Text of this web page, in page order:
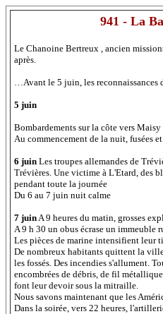
941 - La
Le Chanoine Bertreux , ancien
après.
…Avant le 5 juin, les reconnaissances
5 juin
Bombardements sur la côte vers
Au commencement de la nuit, fusées
6 juin Les troupes allemandes de
Trévières. Une victime à L'Etard, des
pendant toute la journée
Du 6 au 7 juin nuit calme
7 juin A 9 heures du matin, grosses
A 9 h 30 un obus écrase un immeuble
Les pièces de marine intensifient leur
De nombreux habitants quittent la
les fossés. Des incendies s'allument.
encombrées de débris, de fil
font leur devoir sous la mitraille.
Nous savons maintenant que les
Dans la soirée, vers 22 heures,